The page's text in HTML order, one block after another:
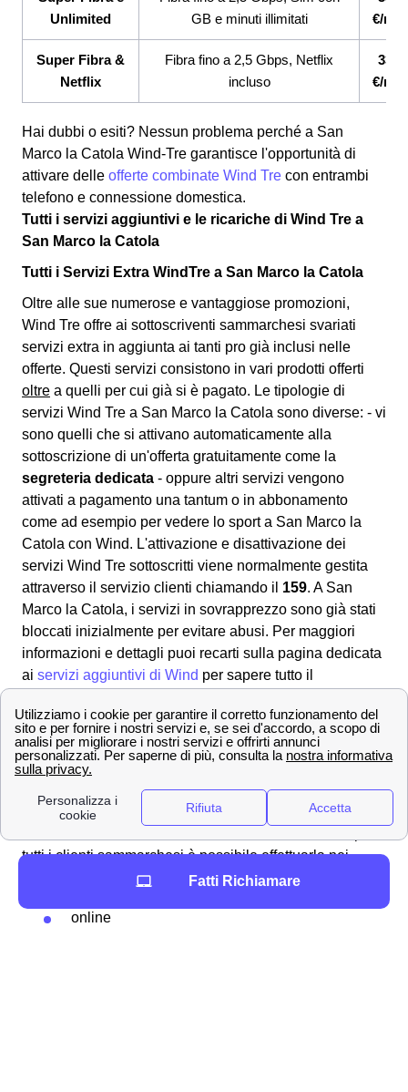
Unlimited
GB e minuti illimitati
€/
Super Fibra &
Netflix
Fibra fino a 2,5 Gbps, Netflix
incluso
€/
Hai dubbi o esiti? Nessun problema perché a San
Marco la Catola Wind-Tre garantisce l'opportunità di
attivare delle offerte combinate Wind Tre con entrambi
telefono e connessione domestica.
Tutti i servizi aggiuntivi e le ricariche di Wind Tre a
San Marco la Catola
Tutti i Servizi Extra WindTre a San Marco la Catola
Oltre alle sue numerose e vantaggiose promozioni,
Wind Tre offre ai sottoscriventi sammarchesi svariati
servizi extra in aggiunta ai tanti pro già inclusi nelle
offerte. Questi servizi consistono in vari prodotti offerti
oltre a quelli per cui già si è pagato. Le tipologie di
servizi Wind Tre a San Marco la Catola sono diverse: - vi
sono quelli che si attivano automaticamente alla
sottoscrizione di un'offerta gratuitamente come la
segreteria dedicata - oppure altri servizi vengono
attivati a pagamento una tantum o in abbonamento
come ad esempio per vedere lo sport a San Marco la
Catola con Wind. L'attivazione e disattivazione dei
servizi Wind Tre sottoscritti viene normalmente gestita
attraverso il servizio clienti chiamando il 159. A San
Marco la Catola, i servizi in sovrapprezzo sono già stati
bloccati inizialmente per evitare abusi. Per maggiori
informazioni e dettagli puoi recarti sulla pagina dedicata
ai servizi aggiuntivi di Wind per sapere tutto il
Catola.
Ecco come vedere il credito residuo e ricaricare con
WindTre a San Marco la Catola
Se la tua SIM Wind Tre a San Marco la Catola rimane
tutti i clienti sammarchesi è possibile effettuarla nei
online
Fatti Richiamare